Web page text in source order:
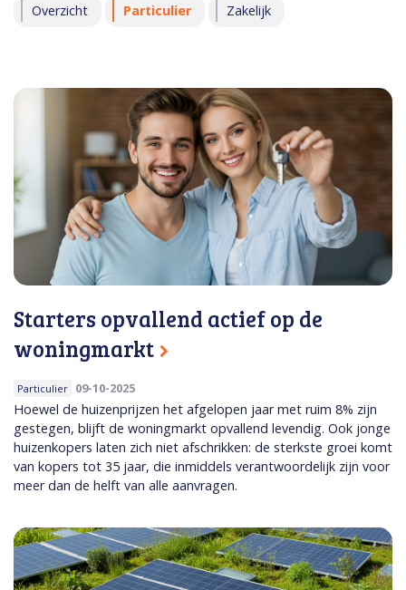
Overzicht Particulier Zakelijk
Starters opvallend actief op de
woningmarkt
Particulier 09-10-2025
Hoewel de huizenprijzen het afgelopen jaar met ruim 8% zijn
gestegen, blijft de woningmarkt opvallend levendig. Ook jonge
huizenkopers laten zich niet afschrikken: de sterkste groei komt
van kopers tot 35 jaar, die inmiddels verantwoordelijk zijn voor
meer dan de helft van alle aanvragen.